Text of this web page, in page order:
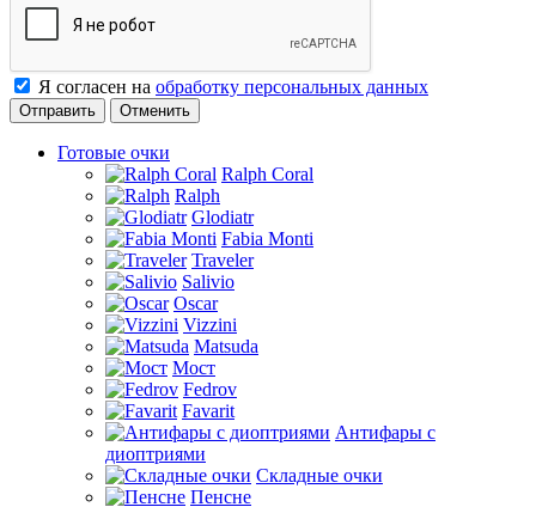
Я согласен на обработку персональных данных
Отменить
Готовые очки
Ralph Coral
Ralph
Glodiatr
Fabia Monti
Traveler
Salivio
Oscar
Vizzini
Matsuda
Мост
Fedrov
Favarit
Антифары с
диоптриями
Складные очки
Пенсне